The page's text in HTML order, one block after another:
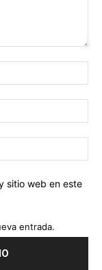
sitio web en este
entrada.